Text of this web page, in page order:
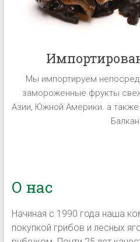
Мы импортируем
замороженные фрукты
Азии, Южной Америки. а
О нас
Начиная с 1990 года наша
покупкой грибов и лесных